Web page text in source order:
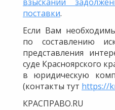
поставки.
Если Вам
по составлению
представления
суде Красноярского
в юридическую
(контакты тут https://
КРАСПРАВО.RU